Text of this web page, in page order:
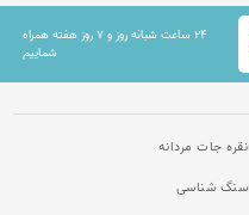
۲۴ ساعت شبانه روز و ۷ روز هفته همراه
شماییم
نقره جات مردانه
سنگ شناسی